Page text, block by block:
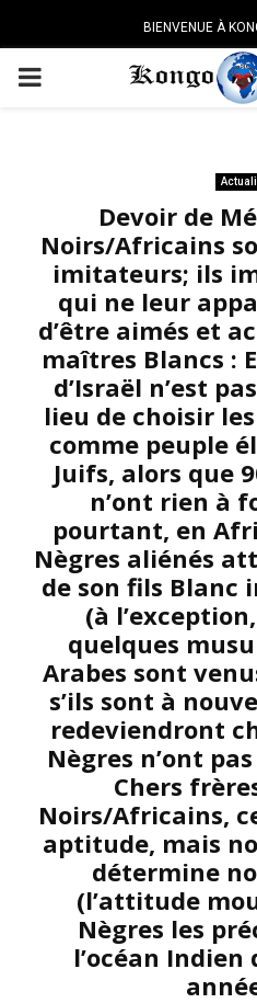
BIENVENUE À
PRIMARY
Devoir de
Noirs/Africains
imitateurs; ils
qui ne leur
d’être aimés et
maîtres Blancs :
d’Israël n’est
lieu de choisir
comme peuple
Juifs, alors que
n’ont rien à
pourtant, en
Nègres aliénés
de son fils Blanc
(à
quelques
Arabes sont
s’ils sont à
redeviendront
Nègres n’ont
Chers
Noirs/Africains,
aptitude, mais
détermine
(l’attitude
Nègres les
l’océan Indien